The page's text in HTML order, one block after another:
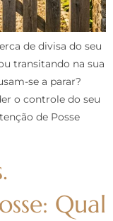
de divisa do seu
transitando na sua
se a parar?
o controle do seu
de Posse
Qual